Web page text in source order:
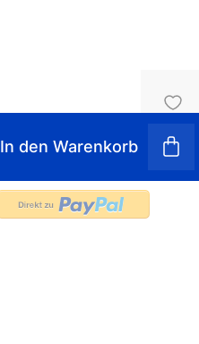
In den Warenkorb